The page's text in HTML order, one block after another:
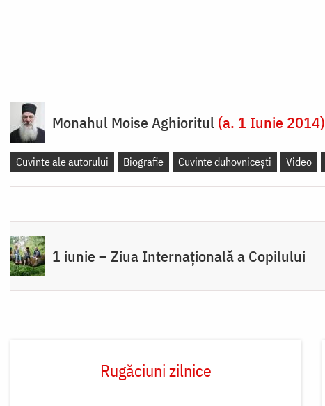
Monahul Moise Aghioritul (a. 1 Iunie 2014)
Cuvinte ale autorului Biografie Cuvinte duhovnicești Video
1 iunie – Ziua Internațională a Copilului
Rugăciuni zilnice